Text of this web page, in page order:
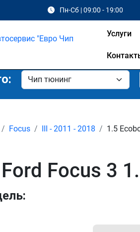
Пн-Сб | 09:00 - 19:00
Услуги
Focus III - 2011 - 2018 1.5
Focus 3